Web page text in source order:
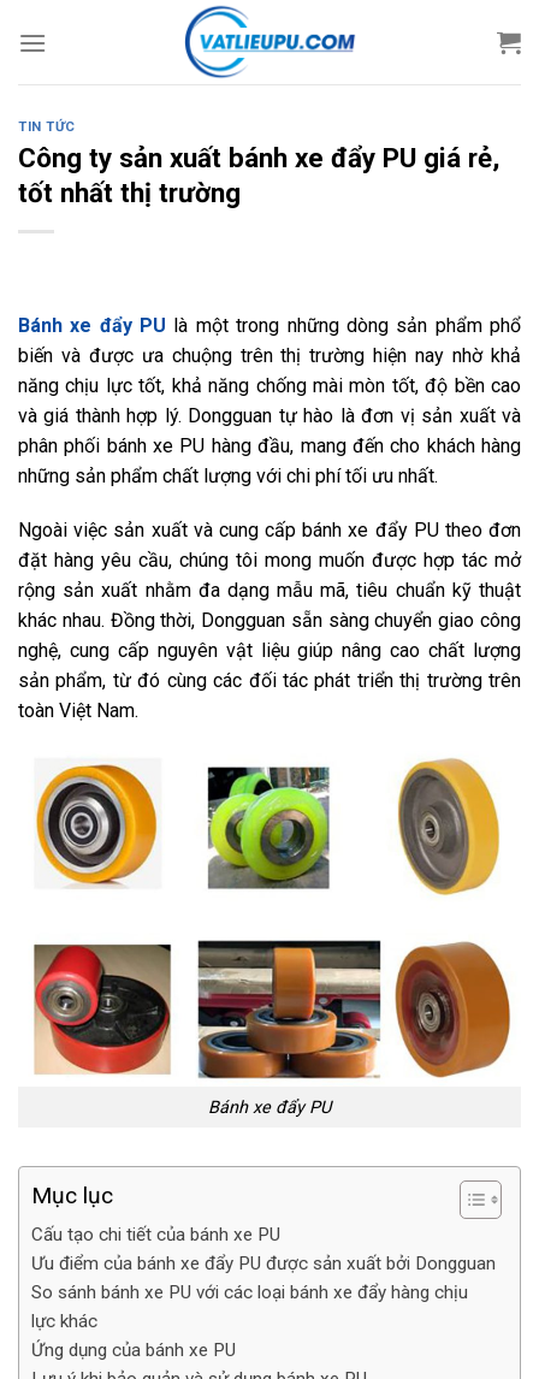
TIN TỨC
Công ty sản xuất bánh xe đẩy PU giá rẻ,
tốt nhất thị trường
Bánh xe đẩy PU là một trong những dòng sản phẩm phổ
biến và được ưa chuộng trên thị trường hiện nay nhờ khả
năng chịu lực tốt, khả năng chống mài mòn tốt, độ bền cao
và giá thành hợp lý. Dongguan tự hào là đơn vị sản xuất và
phân phối bánh xe PU hàng đầu, mang đến cho khách hàng
những sản phẩm chất lượng với chi phí tối ưu nhất.
Ngoài việc sản xuất và cung cấp bánh xe đẩy PU theo đơn
đặt hàng yêu cầu, chúng tôi mong muốn được hợp tác mở
rộng sản xuất nhằm đa dạng mẫu mã, tiêu chuẩn kỹ thuật
khác nhau. Đồng thời, Dongguan sẵn sàng chuyển giao công
nghệ, cung cấp nguyên vật liệu giúp nâng cao chất lượng
sản phẩm, từ đó cùng các đối tác phát triển thị trường trên
toàn Việt Nam.
Bánh xe đẩy PU
Mục lục
Cấu tạo chi tiết của bánh xe PU
Ưu điểm của bánh xe đẩy PU được sản xuất bởi Dongguan
So sánh bánh xe PU với các loại bánh xe đẩy hàng chịu
lực khác
Ứng dụng của bánh xe PU